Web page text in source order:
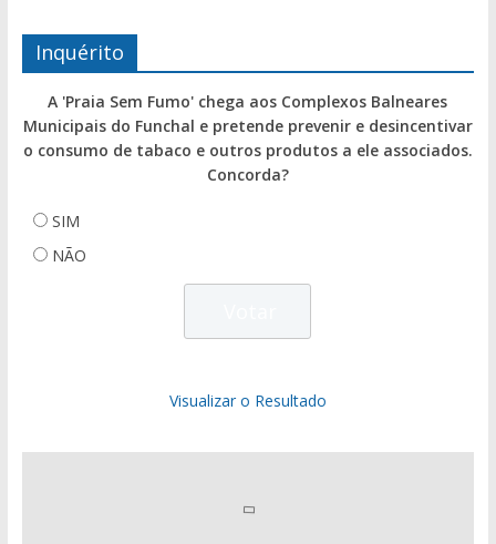
Inquérito
A 'Praia Sem Fumo' chega aos Complexos Balneares
Municipais do Funchal e pretende prevenir e desincentivar
o consumo de tabaco e outros produtos a ele associados.
Concorda?
SIM
NÃO
Visualizar o Resultado